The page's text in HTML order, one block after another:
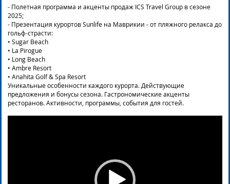
- Полетная программа и акценты продаж ICS Travel Group в сезоне
2025;
- Презентация курортов Sunlife на Маврикии - от пляжного релакса до
гольф-страсти:
• Sugar Beach
• La Pirogue
• Long Beach
• Ambre Resort
• Anahita Golf & Spa Resort
Уникальные особенности каждого курорта. Действующие
предложения и бонусы сезона. Гастрономические акценты
ресторанов. Активности, программы, события для гостей.